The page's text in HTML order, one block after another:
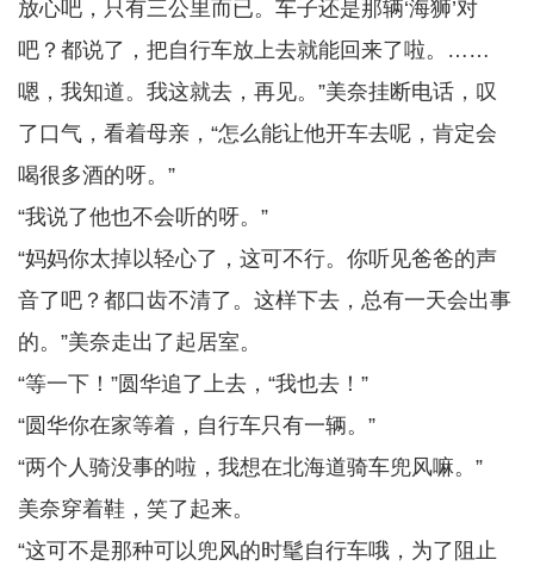
放心吧，只有三公里而已。车子还是那辆‘海狮’对
吧？都说了，把自行车放上去就能回来了啦。……
嗯，我知道。我这就去，再见。”美奈挂断电话，叹
了口气，看着母亲，“怎么能让他开车去呢，肯定会
喝很多酒的呀。”
“我说了他也不会听的呀。”
“妈妈你太掉以轻心了，这可不行。你听见爸爸的声
音了吧？都口齿不清了。这样下去，总有一天会出事
的。”美奈走出了起居室。
“等一下！”圆华追了上去，“我也去！”
“圆华你在家等着，自行车只有一辆。”
“两个人骑没事的啦，我想在北海道骑车兜风嘛。”
美奈穿着鞋，笑了起来。
“这可不是那种可以兜风的时髦自行车哦，为了阻止